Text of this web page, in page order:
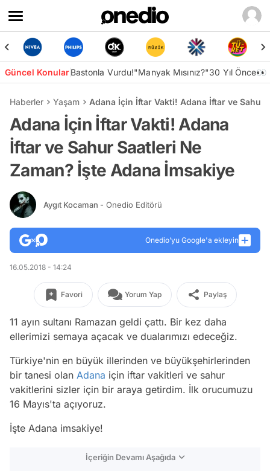
Güncel KonularBastonla Vurdu!"Manyak Mısınız?"30 Yıl Önce👀
Haberler Yaşam Adana İçin İftar Vakti! Adana İftar ve Sahur
Adana İçin İftar Vakti! Adana
İftar ve Sahur Saatleri Ne
Zaman? İşte Adana İmsakiye
Aygıt Kocaman - Onedio Editörü
Onedio’yu Google'a ekleyin
16.05.2018 - 14:24
Favori Yorum Yap Paylaş
11 ayın sultanı Ramazan geldi çattı. Bir kez daha
ellerimizi semaya açacak ve dualarımızı edeceğiz.
Türkiye'nin en büyük illerinden ve büyükşehirlerinden
bir tanesi olan Adana için iftar vakitleri ve sahur
vakitlerini sizler için bir araya getirdim. İlk orucumuzu
16 Mayıs'ta açıyoruz.
İşte Adana imsakiye!
İçeriğin Devamı Aşağıda